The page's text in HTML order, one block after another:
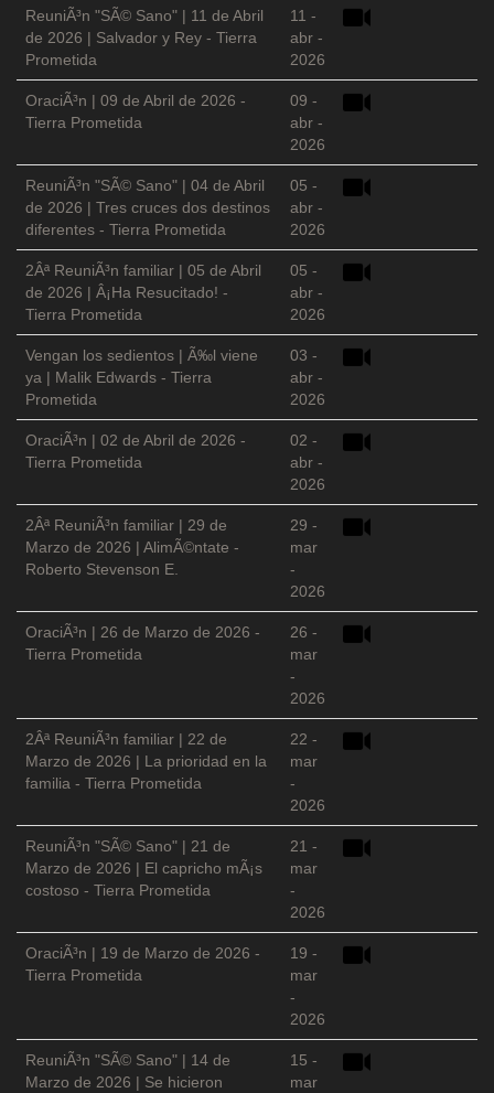
ReuniÃ³n "SÃ© Sano" | 11 de Abril
de 2026 | Salvador y Rey - Tierra
Prometida
11 -
abr -
2026
OraciÃ³n | 09 de Abril de 2026 -
Tierra Prometida
09 -
abr -
2026
ReuniÃ³n "SÃ© Sano" | 04 de Abril
de 2026 | Tres cruces dos destinos
diferentes - Tierra Prometida
05 -
abr -
2026
2Âª ReuniÃ³n familiar | 05 de Abril
de 2026 | Â¡Ha Resucitado! -
Tierra Prometida
05 -
abr -
2026
Vengan los sedientos | Ã‰l viene
ya | Malik Edwards - Tierra
Prometida
03 -
abr -
2026
OraciÃ³n | 02 de Abril de 2026 -
Tierra Prometida
02 -
abr -
2026
2Âª ReuniÃ³n familiar | 29 de
Marzo de 2026 | AlimÃ©ntate -
Roberto Stevenson E.
29 -
mar
-
2026
OraciÃ³n | 26 de Marzo de 2026 -
Tierra Prometida
26 -
mar
-
2026
2Âª ReuniÃ³n familiar | 22 de
Marzo de 2026 | La prioridad en la
familia - Tierra Prometida
22 -
mar
-
2026
ReuniÃ³n "SÃ© Sano" | 21 de
Marzo de 2026 | El capricho mÃ¡s
costoso - Tierra Prometida
21 -
mar
-
2026
OraciÃ³n | 19 de Marzo de 2026 -
Tierra Prometida
19 -
mar
-
2026
ReuniÃ³n "SÃ© Sano" | 14 de
Marzo de 2026 | Se hicieron
15 -
mar